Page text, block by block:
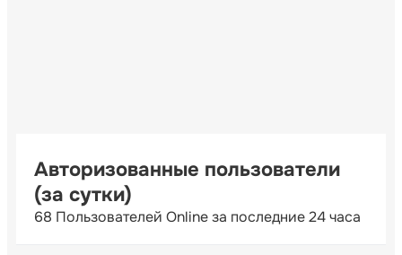
Авторизованные пользователи
(за сутки)
68 Пользователей Online за последние 24 часа